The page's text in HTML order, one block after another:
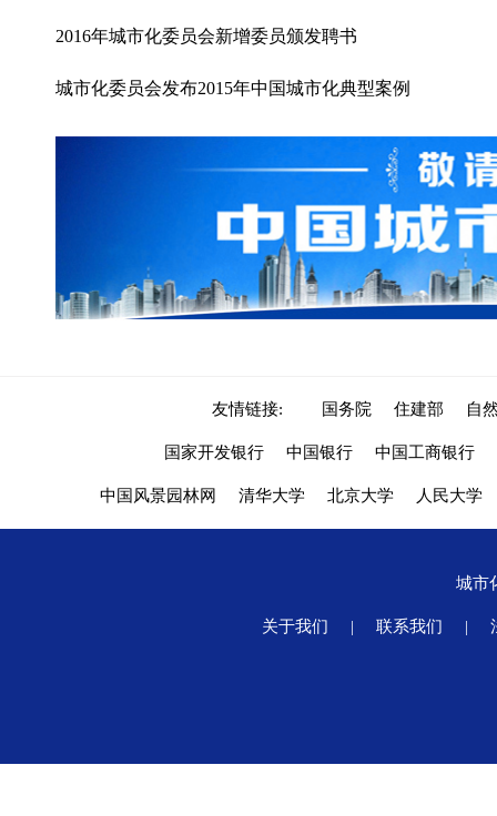
2016年城市化委员会新增委员颁发聘书
城市化委员会发布2015年中国城市化典型案例
友情链接: 国务院 住建部 自
国家开发银行 中国银行 中国工商银行
中国风景园林网 清华大学 北京大学 人民大学
城市
关于我们 | 联系我们 |